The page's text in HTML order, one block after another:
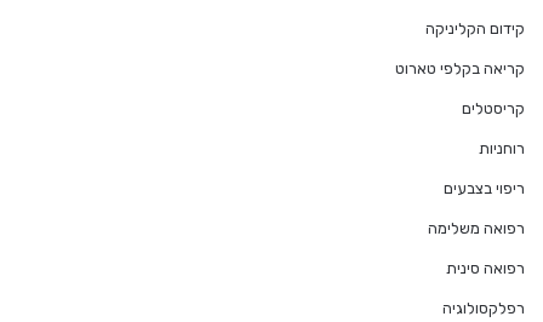
קידום הקליניקה
קריאה בקלפי טארוט
קריסטלים
רוחניות
ריפוי בצבעים
רפואה משלימה
רפואה סינית
רפלקסולוגיה